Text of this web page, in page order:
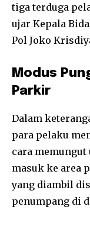
tiga terduga
ujar Kepala
Pol Joko
Modus
Parkir
Dalam
para pelaku
cara
masuk ke area
yang diambil
penumpang di